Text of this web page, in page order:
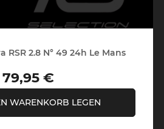
RSR 2.8 N° 49 24h Le Mans
Preis
79,95 €
WARENKORB LEGEN